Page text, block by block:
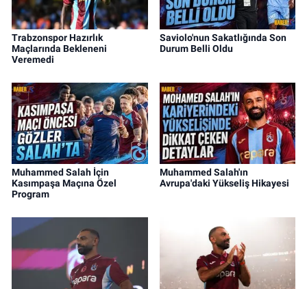
Trabzonspor Hazırlık
Maçlarında Bekleneni
Veremedi
Saviolo'nun Sakatlığında Son
Durum Belli Oldu
Muhammed Salah İçin
Kasımpaşa Maçına Özel
Program
Muhammed Salah'ın
Avrupa'daki Yükseliş Hikayesi